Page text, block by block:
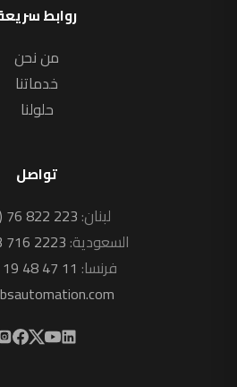
روابط
من نحن
خدماتنا
حلولنا
تواصل
لبنان:76 822 223
السعودية:716 2223
فرنسا: 48 47 11